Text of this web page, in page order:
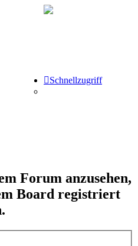
Schnellzugriff
Forum anzusehen,
Board registriert